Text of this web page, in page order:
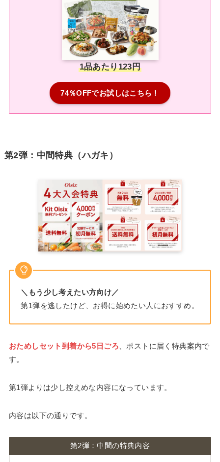
1品あたり123円
74％OFFでお試しはこちら！
第2弾：中間特典（ハガキ）
＼もう少し考えたい方向け／
第1弾を逃したけど、お得に始めたい人におすすめ。
おためしセット到着から5日ごろ 、ポストに届く特典案内で
す。
第1弾よりは少し控えめな内容になっています。
内容は以下の通りです。
第2弾：中間の特典内容